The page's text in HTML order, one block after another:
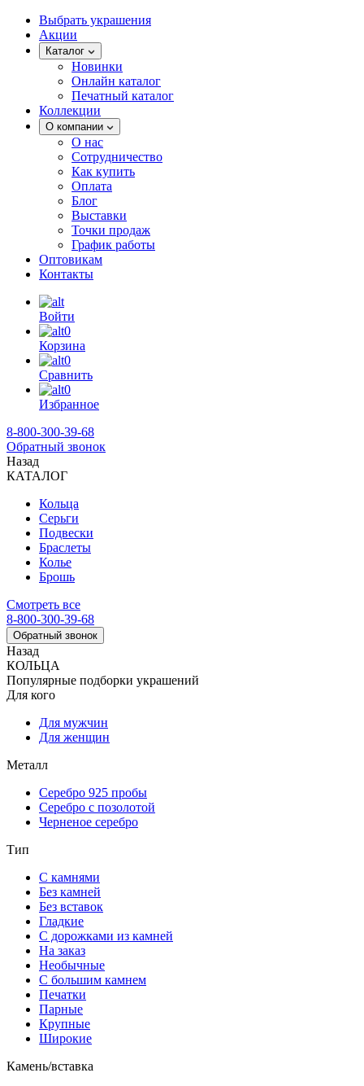
Выбрать украшения
Акции
Каталог
Новинки
Онлайн каталог
Печатный каталог
Коллекции
О компании
О нас
Сотрудничество
Как купить
Оплата
Блог
Выставки
Точки продаж
График работы
Оптовикам
Контакты
Войти
0
Корзина
0
Сравнить
0
Избранное
8-800-300-39-68
Обратный звонок
Назад
КАТАЛОГ
Кольца
Серьги
Подвески
Браслеты
Колье
Брошь
Смотреть все
8-800-300-39-68
Обратный звонок
Назад
КОЛЬЦА
Популярные подборки украшений
Для кого
Для мужчин
Для женщин
Металл
Серебро 925 пробы
Серебро с позолотой
Черненое серебро
Тип
С камнями
Без камней
Без вставок
Гладкие
С дорожками из камней
На заказ
Необычные
С большим камнем
Печатки
Парные
Крупные
Широкие
Камень/вставка